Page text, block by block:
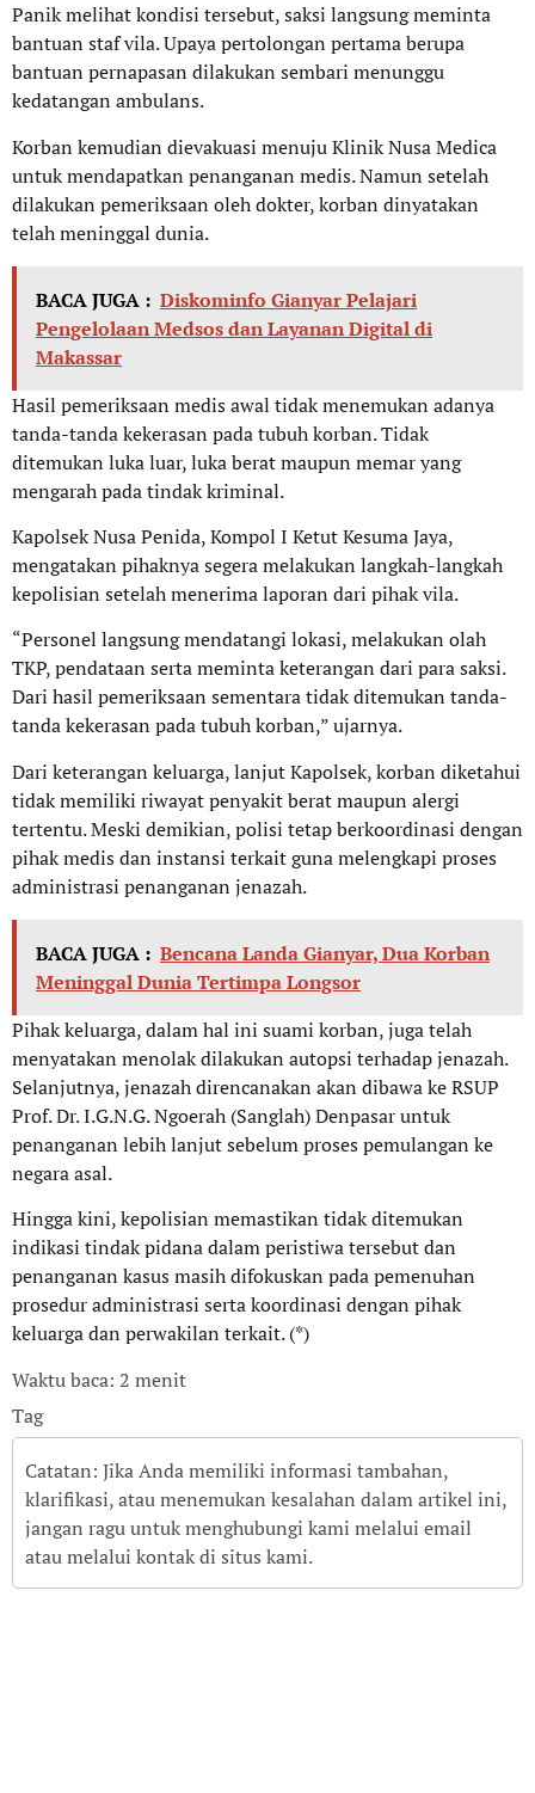
Panik melihat kondisi tersebut, saksi langsung meminta
bantuan staf vila. Upaya pertolongan pertama berupa
bantuan pernapasan dilakukan sembari menunggu
kedatangan ambulans.
Korban kemudian dievakuasi menuju Klinik Nusa Medica
untuk mendapatkan penanganan medis. Namun setelah
dilakukan pemeriksaan oleh dokter, korban dinyatakan
telah meninggal dunia.
BACA JUGA : Diskominfo Gianyar Pelajari
Pengelolaan Medsos dan Layanan Digital di
Makassar
Hasil pemeriksaan medis awal tidak menemukan adanya
tanda-tanda kekerasan pada tubuh korban. Tidak
ditemukan luka luar, luka berat maupun memar yang
mengarah pada tindak kriminal.
Kapolsek Nusa Penida, Kompol I Ketut Kesuma Jaya,
mengatakan pihaknya segera melakukan langkah-langkah
kepolisian setelah menerima laporan dari pihak vila.
“Personel langsung mendatangi lokasi, melakukan olah
TKP, pendataan serta meminta keterangan dari para saksi.
Dari hasil pemeriksaan sementara tidak ditemukan tanda-
tanda kekerasan pada tubuh korban,” ujarnya.
Dari keterangan keluarga, lanjut Kapolsek, korban diketahui
tidak memiliki riwayat penyakit berat maupun alergi
tertentu. Meski demikian, polisi tetap berkoordinasi dengan
pihak medis dan instansi terkait guna melengkapi proses
administrasi penanganan jenazah.
BACA JUGA : Bencana Landa Gianyar, Dua Korban
Meninggal Dunia Tertimpa Longsor
Pihak keluarga, dalam hal ini suami korban, juga telah
menyatakan menolak dilakukan autopsi terhadap jenazah.
Selanjutnya, jenazah direncanakan akan dibawa ke RSUP
Prof. Dr. I.G.N.G. Ngoerah (Sanglah) Denpasar untuk
penanganan lebih lanjut sebelum proses pemulangan ke
negara asal.
Hingga kini, kepolisian memastikan tidak ditemukan
indikasi tindak pidana dalam peristiwa tersebut dan
penanganan kasus masih difokuskan pada pemenuhan
prosedur administrasi serta koordinasi dengan pihak
keluarga dan perwakilan terkait. (*)
Waktu baca: 2 menit
Tag
Catatan: Jika Anda memiliki informasi tambahan,
klarifikasi, atau menemukan kesalahan dalam artikel ini,
jangan ragu untuk menghubungi kami melalui email
atau melalui kontak di situs kami.